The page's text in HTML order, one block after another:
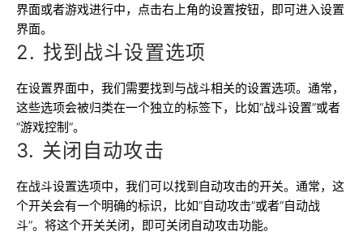
界面或者游戏进行中，点击右上角的设置按钮，即可进入设置
界面。
2. 找到战斗设置选项
在设置界面中，我们需要找到与战斗相关的设置选项。通常，
这些选项会被归类在一个独立的标签下，比如“战斗设置”或者
“游戏控制”。
3. 关闭自动攻击
在战斗设置选项中，我们可以找到自动攻击的开关。通常，这
个开关会有一个明确的标识，比如“自动攻击”或者“自动战
斗”。将这个开关关闭，即可关闭自动攻击功能。